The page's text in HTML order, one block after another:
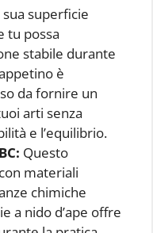
sua superficie
tu possa
stabile durante
è
da fornire un
arti senza
e l’equilibrio.
Questo
materiali
chimiche
a nido d’ape offre